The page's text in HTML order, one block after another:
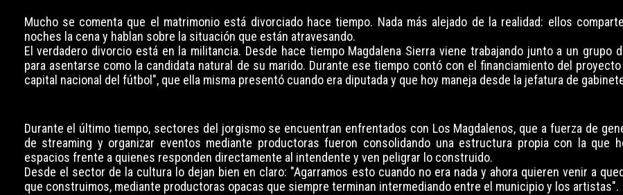
Mucho se comenta que el matrimonio está divorciado hace tiempo. Nada más alejado de la realidad: ellos
noches la cena y hablan sobre la situación que están atravesando.
El verdadero divorcio está en la militancia. Desde hace tiempo Magdalena Sierra viene trabajando junto a un grupo
para asentarse como la candidata natural de su marido. Durante ese tiempo contó con el financiamiento del proyecto
capital nacional del fútbol", que ella misma presentó cuando era diputada y que hoy maneja desde la jefatura de
Durante el último tiempo, sectores del jorgismo se encuentran enfrentados con Los Magdalenos, que a fuerza de
de streaming y organizar eventos mediante productoras fueron consolidando una estructura propia con la que
espacios frente a quienes responden directamente al intendente y ven peligrar lo construido.
Desde el sector de la cultura lo dejan bien en claro: "Agarramos esto cuando no era nada y ahora quieren venir a
que construimos, mediante productoras opacas que siempre terminan intermediando entre el municipio y los artistas".